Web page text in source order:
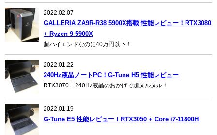
2022.02.07
GALLERIA ZA9R-R38 5900X搭載 性能レビュー！RTX3080
+ Ryzen 9 5900X
超ハイエンドなのに40万円以下！
2022.01.22
240Hz液晶ノートPC！G-Tune H5 性能レビュー
RTX3070 + 240Hz液晶のおかげで超ヌルヌル！
2022.01.19
G-Tune E5 性能レビュー！RTX3050 + Core i7-11800H